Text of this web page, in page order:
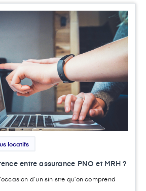
locatifs
entre assurance PNO et MRH ?
d’un sinistre qu’on comprend